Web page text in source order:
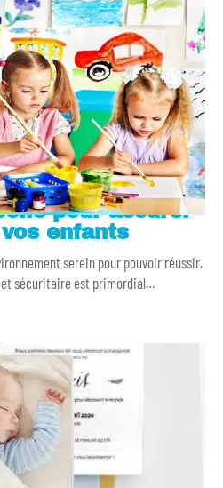
pour assurer
enfants
serein pour pouvoir réussir.
et sécuritaire est primordial…